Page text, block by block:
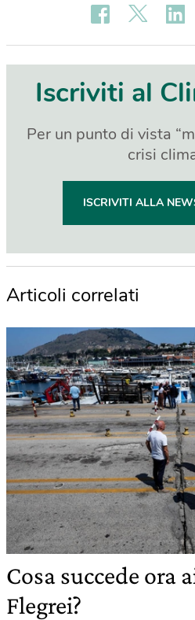
Iscriviti al
Per un punto di vista
crisi
ISCRIVITI ALLA
Articoli correlati
Cosa succede ora
Flegrei?